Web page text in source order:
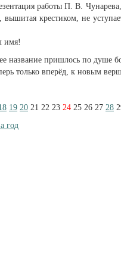
работы П. В.
крестиком, не
имя!
название пришлось по душе
только вперёд, к новым
19 20 21 22 23 24 25 26 27 28
год